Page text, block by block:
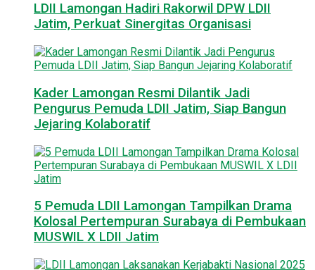
LDII Lamongan Hadiri Rakorwil DPW LDII
Jatim, Perkuat Sinergitas Organisasi
Kader Lamongan Resmi Dilantik Jadi
Pengurus Pemuda LDII Jatim, Siap Bangun
Jejaring Kolaboratif
5 Pemuda LDII Lamongan Tampilkan Drama
Kolosal Pertempuran Surabaya di Pembukaan
MUSWIL X LDII Jatim